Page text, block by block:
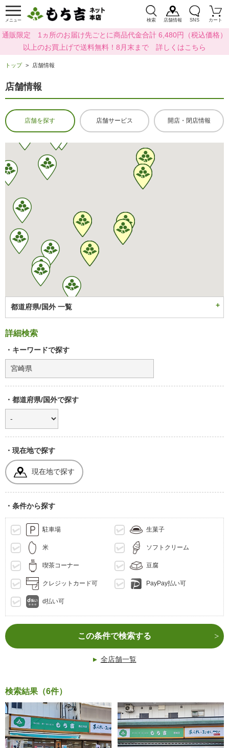
メニュー 検索 店舗情報 SNS カート
通販限定 1ヵ所のお届け先ごとに商品代金合計 6,480円（税込価格）
以上のお買上げで送料無料！8月末まで 詳しくはこちら
トップ 店舗情報
店舗情報
店舗を探す 店舗サービス 開店・閉店情報
都道府県/国外 一覧
詳細検索
・キーワードで探す
・都道府県/国外で探す
・現在地で探す
現在地で探す
・条件から探す
駐車場 生菓子
米 ソフトクリーム
喫茶コーナー 豆腐
クレジットカード可 PayPay払い可
d払い可
この条件で検索する
全店舗一覧
検索結果（6件）